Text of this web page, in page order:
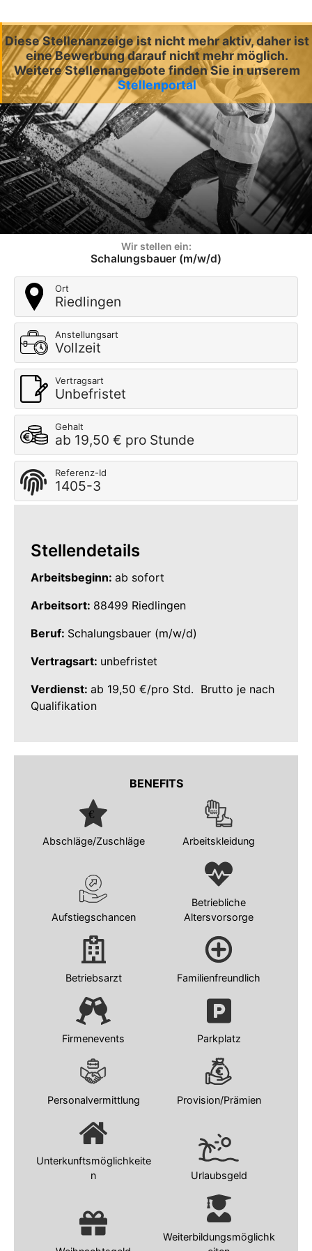
Diese Stellenanzeige ist nicht mehr aktiv, daher ist
eine Bewerbung darauf nicht mehr möglich.
Weitere Stellenangebote finden Sie in unserem
Stellenportal
Wir stellen ein:
Schalungsbauer (m/w/d)
Ort
Riedlingen
Anstellungsart
Vollzeit
Vertragsart
Unbefristet
Gehalt
ab 19,50 € pro Stunde
Referenz-Id
1405-3
Stellendetails
Arbeitsbeginn: ab sofort
Arbeitsort: 88499 Riedlingen
Beruf: Schalungsbauer (m/w/d)
Vertragsart: unbefristet
Verdienst: ab 19,50 €/pro Std. Brutto je nach
Qualifikation
BENEFITS
Abschläge/Zuschläge Arbeitskleidung
Aufstiegschancen
Betriebliche
Altersvorsorge
Betriebsarzt Familienfreundlich
Firmenevents Parkplatz
Personalvermittlung Provision/Prämien
Unterkunftsmöglichkeite
n
Urlaubsgeld
Weiterbildungsmöglichk